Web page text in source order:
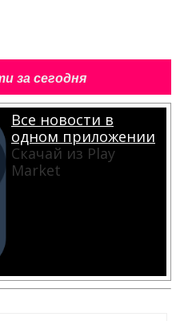
за сегодня
Все новости в
одном приложении
Скачай из Play
Market